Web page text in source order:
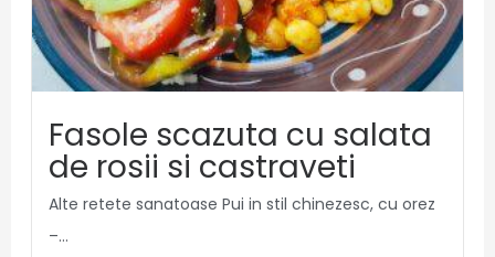
Fasole scazuta cu salata
de rosii si castraveti
Alte retete sanatoase Pui in stil chinezesc, cu orez
–...